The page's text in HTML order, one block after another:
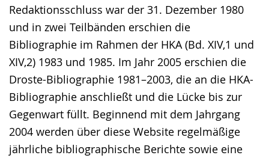
Redaktionsschluss war der 31. Dezember 1980
und in zwei Teilbänden erschien die
Bibliographie im Rahmen der HKA (Bd. XIV,1 und
XIV,2) 1983 und 1985. Im Jahr 2005 erschien die
Droste-Bibliographie 1981–2003, die an die HKA-
Bibliographie anschließt und die Lücke bis zur
Gegenwart füllt. Beginnend mit dem Jahrgang
2004 werden über diese Website regelmäßige
jährliche bibliographische Berichte sowie eine